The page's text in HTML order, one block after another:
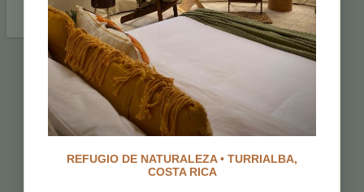
REFUGIO DE NATURALEZA • TURRIALBA,
COSTA RICA